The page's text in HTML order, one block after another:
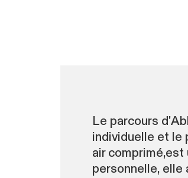
Le parcours
individuelle et le
air
personnelle, elle